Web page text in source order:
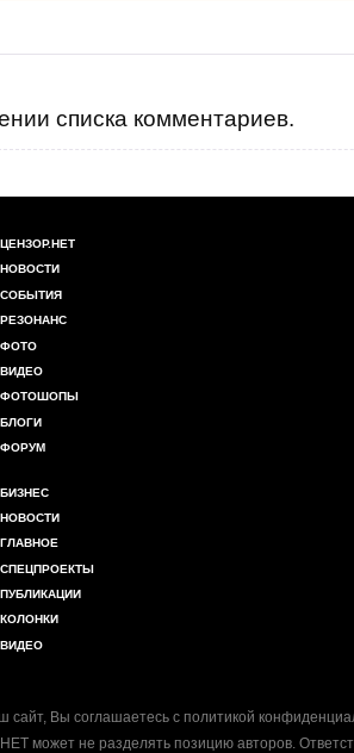
списка комментариев.
ЦЕНЗОР.НЕТ
НОВОСТИ
СОБЫТИЯ
РЕЗОНАНС
ФОТО
ВИДЕО
ФОТОШОПЫ
БЛОГИ
ФОРУМ
БИЗНЕС
НОВОСТИ
ГЛАВНОЕ
СПЕЦПРОЕКТЫ
ПУБЛИКАЦИИ
КОЛОНКИ
ВИДЕО
сайт, Вы соглашаетесь с политикой
может не разделять позицию авторов.